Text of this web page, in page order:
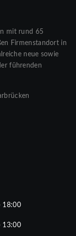
mit rund 65
Firmenstandort in
neue sowie
führenden
18:00
13:00